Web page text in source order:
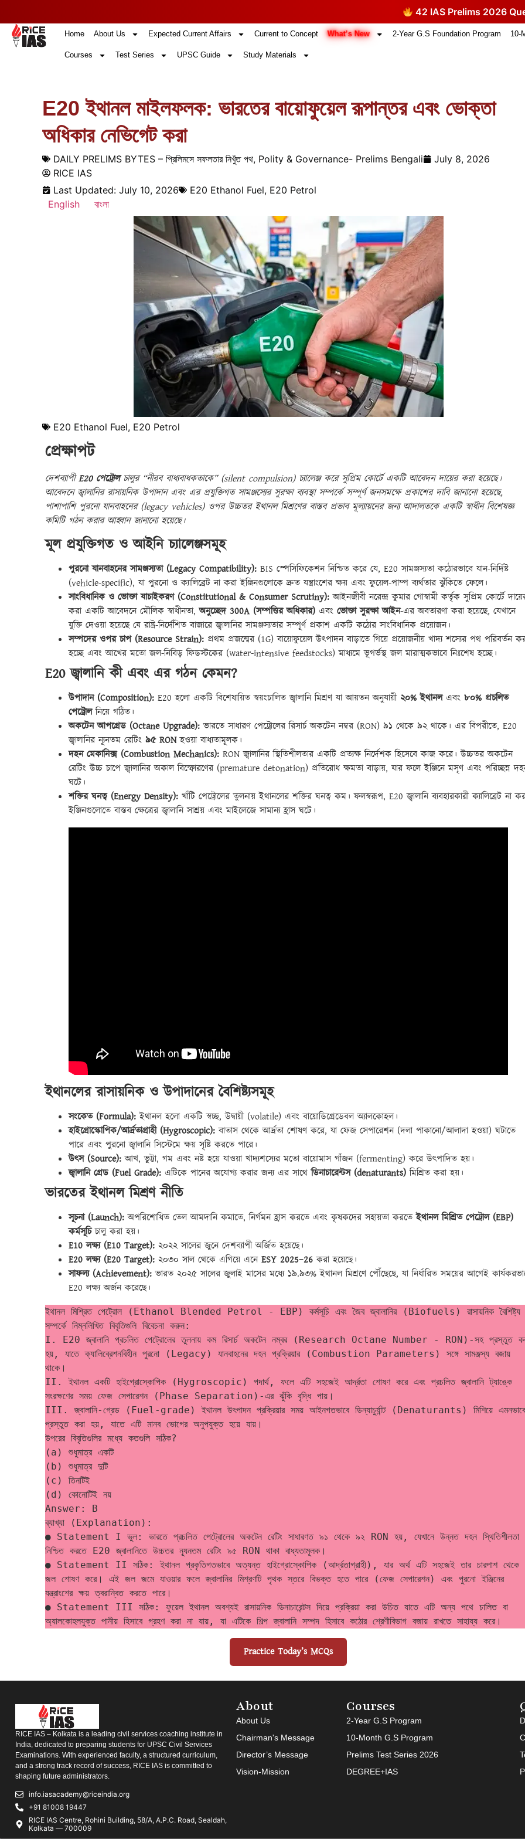
42 IAS Prelims 2026 Questions
Home About Us Expected Current Affairs Current to Concept What’s New 2-Year G.S Foundation Program 10-
Courses Test Series UPSC Guide Study Materials
E20 ইথানল মাইলফলক: ভারতের বায়োফুয়েল রূপান্তর এবং ভোক্তা
অধিকার নেভিগেট করা
DAILY PRELIMS BYTES – প্রিলিমসে সফলতার নিখুঁত পথ, Polity & Governance- Prelims Bengali
July 8, 2026
RICE IAS
Last Updated: July 10, 2026
E20 Ethanol Fuel, E20 Petrol
English
বাংলা
E20 Ethanol Fuel, E20 Petrol
প্রেক্ষাপট
দেশব্যাপীE20 পেট্রোলচালুর “নীরব বাধ্যবাধকতাকে” (silent compulsion) চ্যালেঞ্জ করে সুপ্রিম কোর্টে একটি আবেদন দায়ের করা হয়েছে।
আবেদনে জ্বালানির রাসায়নিক উপাদান এবং এর প্রযুক্তিগত সামঞ্জস্যের সুরক্ষা ব্যবস্থা সম্পর্কে সম্পূর্ণ জনসমক্ষে প্রকাশের দাবি জানানো হয়েছে,
পাশাপাশি পুরনো যানবাহনের (legacy vehicles) ওপর উচ্চতর ইথানল মিশ্রণের বাস্তব প্রভাব মূল্যায়নের জন্য আদালতকে একটি স্বাধীন বিশেষজ্ঞ
কমিটি গঠন করার আহ্বান জানানো হয়েছে।
মূল প্রযুক্তিগত ও আইনি চ্যালেঞ্জসমূহ
পুরনো যানবাহনের সামঞ্জস্যতা (Legacy Compatibility): BIS স্পেসিফিকেশন নিশ্চিত করে যে, E20 সামঞ্জস্যতা কঠোরভাবে যান-নির্দিষ্ট
(vehicle-specific), যা পুরনো ও ক্যালিব্রেট না করা ইঞ্জিনগুলোকে দ্রুত যন্ত্রাংশের ক্ষয় এবং ফুয়েল-পাম্প ব্যর্থতার ঝুঁকিতে ফেলে।
সাংবিধানিক ও ভোক্তা যাচাইকরণ (Constitutional & Consumer Scrutiny): আইনজীবী নরেন্দ্র কুমার গোস্বামী কর্তৃক সুপ্রিম কোর্টে
করা একটি আবেদনে মৌলিক স্বাধীনতা,অনুচ্ছেদ 300A (সম্পত্তির অধিকার) এবং ভোক্তা সুরক্ষা আইন-এর অবতারণা করা হয়েছে, যেখানে
যুক্তি দেওয়া হয়েছে যে রাষ্ট্র-নির্দেশিত বাজারে জ্বালানির সামঞ্জস্যতার সম্পূর্ণ প্রকাশ একটি কঠোর সাংবিধানিক প্রয়োজন।
সম্পদের ওপর চাপ (Resource Strain): প্রথম প্রজন্মের (1G) বায়োফুয়েল উৎপাদন বাড়াতে গিয়ে প্রয়োজনীয় খাদ্য শস্যের পথ পরিবর্তন
হচ্ছে এবং আখের মতো জল-নিবিড় ফিডস্টকের (water-intensive feedstocks) মাধ্যমে ভূগর্ভস্থ জল মারাত্মকভাবে নিঃশেষ হচ্ছে।
E20 জ্বালানি কী এবং এর গঠন কেমন?
উপাদান (Composition): E20 হলো একটি বিশেষায়িত স্বয়ংচালিত জ্বালানি মিশ্রণ যা আয়তন অনুযায়ী ২০% ইথানলএবং ৮০% প্রচলিত
পেট্রোলনিয়ে গঠিত।
অকটেন আপগ্রেড (Octane Upgrade): ভারতে সাধারণ পেট্রোলের রিসার্চ অকটেন নম্বর (RON) ৯১ থেকে ৯২ থাকে। এর বিপরীতে, E20
জ্বালানির ন্যূনতম রেটিং ৯৫ RONহওয়া বাধ্যতামূলক।
দহন মেকানিক্স (Combustion Mechanics): RON জ্বালানির স্থিতিশীলতার একটি প্রত্যক্ষ নির্দেশক হিসেবে কাজ করে। উচ্চতর অকটেন
রেটিং উচ্চ চাপে জ্বালানির অকাল বিস্ফোরণের (premature detonation) প্রতিরোধ ক্ষমতা বাড়ায়, যার ফলে ইঞ্জিনে মসৃণ এবং পরিচ্ছন্ন
ঘটে।
শক্তির ঘনত্ব (Energy Density): খাঁটি পেট্রোলের তুলনায় ইথানলের শক্তির ঘনত্ব কম। ফলস্বরূপ, E20 জ্বালানি ব্যবহারকারী ক্যালিব্রেট না
ইঞ্জিনগুলোতে বাস্তব ক্ষেত্রের জ্বালানি সাশ্রয় এবং মাইলেজে সামান্য হ্রাস ঘটে।
ইথানলের রাসায়নিক ও উপাদানের বৈশিষ্ট্যসমূহ
সংকেত (Formula): ইথানল হলো একটি স্বচ্ছ, উদ্বায়ী (volatile) এবং বায়োডিগ্রেডেবল অ্যালকোহল।
হাইগ্রোস্কোপিক/আর্দ্রতাগ্রাহী (Hygroscopic): বাতাস থেকে আর্দ্রতা শোষণ করে, যা ফেজ সেপারেশন (দলা পাকানো/আলাদা হওয়া) ঘটাতে
পারে এবং পুরনো জ্বালানি সিস্টেমে ক্ষয় সৃষ্টি করতে পারে।
উৎস (Source): আখ, ভুট্টা, গম এবং নষ্ট হয়ে যাওয়া খাদ্যশস্যের মতো বায়োমাস গাঁজন (fermenting) করে উৎপাদিত হয়।
জ্বালানি গ্রেড (Fuel Grade): এটিকে পানের অযোগ্য করার জন্য এর সাথেডিনাচারেন্টস (denaturants) মিশ্রিত করা হয়।
ভারতের ইথানল মিশ্রণ নীতি
সূচনা (Launch): অপরিশোধিত তেল আমদানি কমাতে, নির্গমন হ্রাস করতে এবং কৃষকদের সহায়তা করতেইথানল মিশ্রিত পেট্রোল (EBP)
কর্মসূচিচালু করা হয়।
E10 লক্ষ্য (E10 Target): ২০২২ সালের জুনে দেশব্যাপী অর্জিত হয়েছে।
E20 লক্ষ্য (E20 Target): ২০৩০ সাল থেকে এগিয়ে এনে ESY 2025–26 করা হয়েছে।
সাফল্য (Achievement): ভারত ২০২৫ সালের জুলাই মাসের মধ্যে ১৯.৯৩% ইথানল মিশ্রণে পৌঁছেছে, যা নির্ধারিত সময়ের আগেই
E20 লক্ষ্য অর্জন করেছে।
ইথানল মিশ্রিত পেট্রোল (Ethanol Blended Petrol - EBP) কর্মসূচি এবং জৈব জ্বালানির (Biofuels) রাসায়নিক বৈশিষ্ট্য
সম্পর্কে নিম্নলিখিত বিবৃতিগুলি বিবেচনা করুন:
I. E20 জ্বালানি প্রচলিত পেট্রোলের তুলনায় কম রিসার্চ অকটেন নম্বর (Research Octane Number - RON)-সহ প্রস্তুত
হয়, যাতে ক্যালিব্রেশনবিহীন পুরনো (Legacy) যানবাহনের দহন প্রক্রিয়ার (Combustion Parameters) সঙ্গে সামঞ্জস্য বজায়
থাকে।
II. ইথানল একটি হাইগ্রোস্কোপিক (Hygroscopic) পদার্থ, ফলে এটি সহজেই আর্দ্রতা শোষণ করে এবং প্রচলিত জ্বালানি ট্যাঙ্কে
সংরক্ষণের সময় ফেজ সেপারেশন (Phase Separation)-এর ঝুঁকি বৃদ্ধি পায়।
III. জ্বালানি-গ্রেড (Fuel-grade) ইথানল উৎপাদন প্রক্রিয়ার সময় আইনগতভাবে ডিন্যাচুর্যান্ট (Denaturants) মিশিয়ে এমনভাবে
প্রস্তুত করা হয়, যাতে এটি মানব ভোগের অনুপযুক্ত হয়ে যায়।
উপরের বিবৃতিগুলির মধ্যে কতগুলি সঠিক?
(a) শুধুমাত্র একটি
(b) শুধুমাত্র দুটি
(c) তিনটিই
(d) কোনোটিই নয়
Answer: B
ব্যাখ্যা (Explanation):
● Statement I ভুল: ভারতে প্রচলিত পেট্রোলের অকটেন রেটিং সাধারণত ৯১ থেকে ৯২ RON হয়, যেখানে উন্নত দহন স্থিতিশীলতা
নিশ্চিত করতে E20 জ্বালানিতে উচ্চতর ন্যূনতম রেটিং ৯৫ RON থাকা বাধ্যতামূলক।
● Statement II সঠিক: ইথানল প্রকৃতিগতভাবে অত্যন্ত হাইগ্রোস্কোপিক (আর্দ্রতাগ্রাহী), যার অর্থ এটি সহজেই তার চারপাশ থেকে
জল শোষণ করে। এই জল জমে যাওয়ার ফলে জ্বালানির মিশ্রণটি পৃথক স্তরে বিভক্ত হতে পারে (ফেজ সেপারেশন) এবং পুরনো ইঞ্জিনের
যন্ত্রাংশের ক্ষয় ত্বরান্বিত করতে পারে।
● Statement III সঠিক: ফুয়েল ইথানল অবশ্যই রাসায়নিক ডিনাচারেন্টস দিয়ে প্রক্রিয়া করা উচিত যাতে এটি অন্য পথে চালিত বা
অ্যালকোহলযুক্ত পানীয় হিসাবে গ্রহণ করা না যায়, যা এটিকে শিল্প জ্বালানি সম্পদ হিসাবে কঠোর শ্রেণীবিভাগ বজায় রাখতে সাহায্য করে।
Practice Today’s MCQs
RICE IAS – Kolkata is a leading civil services coaching institute in
India, dedicated to preparing students for UPSC Civil Services
Examinations. With experienced faculty, a structured curriculum,
and a strong track record of success, RICE IAS is committed to
shaping future administrators.
info.iasacademy@riceindia.org
+91 81008 19447
RICE IAS Centre, Rohini Building, 58/A, A.P.C. Road, Sealdah,
Kolkata — 700009
About
About Us
Chairman's Message
Director’s Message
Vision-Mission
Courses
2-Year G.S Program
10-Month G.S Program
Prelims Test Series 2026
DEGREE+IAS